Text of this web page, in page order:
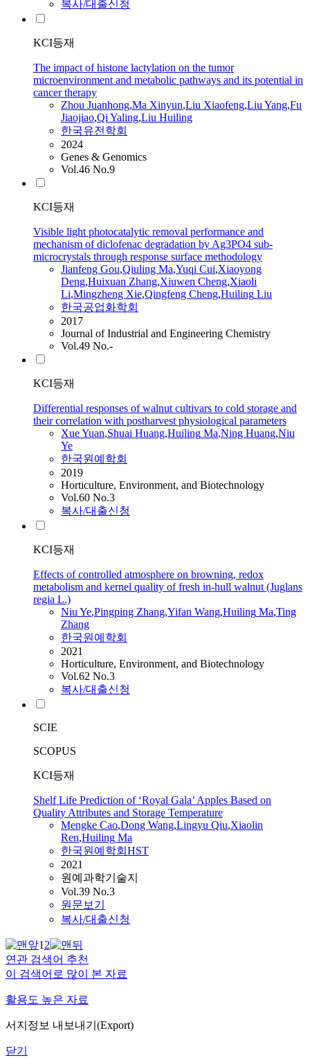
복사/대출신청
KCI등재
The impact of histone lactylation on the tumor
microenvironment and metabolic pathways and its potential in
cancer therapy
Zhou Juanhong,Ma Xinyun,Liu Xiaofeng,Liu Yang,Fu
Jiaojiao,Qi Yaling,Liu Huiling
한국유전학회
2024
Genes & Genomics
Vol.46 No.9
KCI등재
Visible light photocatalytic removal performance and
mechanism of diclofenac degradation by Ag3PO4 sub-
microcrystals through response surface methodology
Jianfeng Gou,Qiuling Ma,Yuqi Cui,Xiaoyong
Deng,Huixuan Zhang,Xiuwen Cheng,Xiaoli
Li,Mingzheng Xie,Qingfeng Cheng,Huiling Liu
한국공업화학회
2017
Journal of Industrial and Engineering Chemistry
Vol.49 No.-
KCI등재
Differential responses of walnut cultivars to cold storage and
their correlation with postharvest physiological parameters
Xue Yuan,Shuai Huang,Huiling Ma,Ning Huang,Niu
Ye
한국원예학회
2019
Horticulture, Environment, and Biotechnology
Vol.60 No.3
복사/대출신청
KCI등재
Effects of controlled atmosphere on browning, redox
metabolism and kernel quality of fresh in-hull walnut (Juglans
regia L.)
Niu Ye,Pingping Zhang,Yifan Wang,Huiling Ma,Ting
Zhang
한국원예학회
2021
Horticulture, Environment, and Biotechnology
Vol.62 No.3
복사/대출신청
SCIE
SCOPUS
KCI등재
Shelf Life Prediction of ‘Royal Gala’ Apples Based on
Quality Attributes and Storage Temperature
Mengke Cao,Dong Wang,Lingyu Qiu,Xiaolin
Ren,Huiling Ma
한국원예학회HST
2021
원예과학기술지
Vol.39 No.3
원문보기
복사/대출신청
12
연관 검색어 추천
이 검색어로 많이 본 자료
활용도 높은 자료
서지정보 내보내기(Export)
닫기